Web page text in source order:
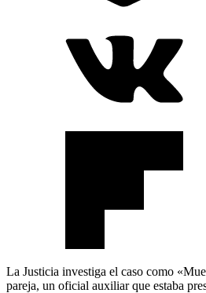
La Justicia investiga el caso como
pareja, un oficial auxiliar que estaba